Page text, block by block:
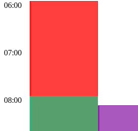
06:00
07:00
08:00